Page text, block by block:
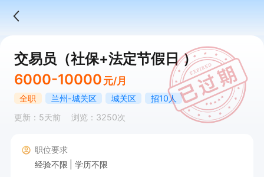
交易员（社保+法定节假日 ）
6000-10000 元/月
全职 兰州-城关区 城关区
招10人
更新：5天前
浏览：3250次
职位要求
经验不限
学历不限